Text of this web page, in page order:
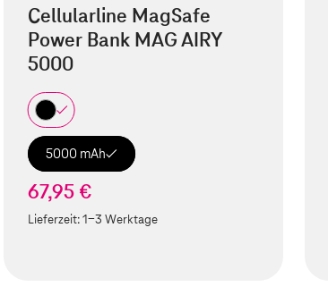
Cellularline MagSafe
Power Bank MAG AIRY
5000
5000 mAh
67,95 €
Lieferzeit:1-3 Werktage